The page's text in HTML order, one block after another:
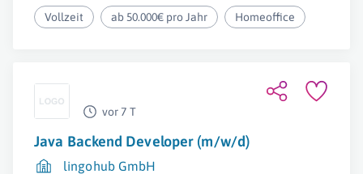
Vollzeit ab 50.000€ pro Jahr Homeoffice
vor 7 T
Java Backend Developer (m/w/d)
lingohub GmbH